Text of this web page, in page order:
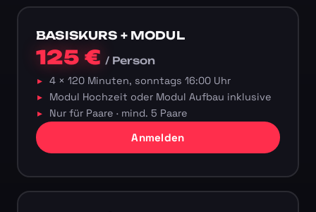
BASISKURS + MODUL
125 €/ Person
4 × 120 Minuten, sonntags 16:00 Uhr
Modul Hochzeit oder Modul Aufbau inklusive
Nur für Paare · mind. 5 Paare
Anmelden